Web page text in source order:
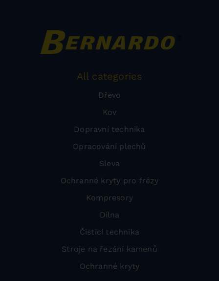
All categories
Dřevo
Kov
Dopravní technika
Opracování plechů
Sleva
Ochranné kryty pro frézy
Kompresory
Dílna
Čisticí technika
Stroje na řezání kamenů
Ochranné kryty